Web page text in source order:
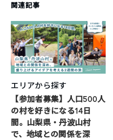
関連記事
エリアから探す
【参加者募集】人口500人
の村を好きになる14日
間。山梨県・丹波山村
で、地域との関係を深